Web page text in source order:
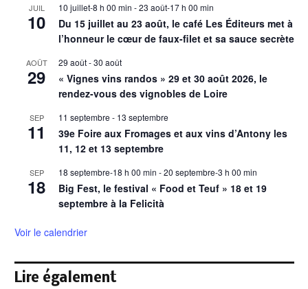
JUIL
10
10 juillet-8 h 00 min -23 août-17 h 00 min
Du 15 juillet au 23 août, le café Les Éditeurs met à
l’honneur le cœur de faux-filet et sa sauce secrète
AOÛT
29
29 août-30 août
« Vignes vins randos » 29 et 30 août 2026, le
rendez-vous des vignobles de Loire
SEP
11
11 septembre - 13 septembre
39e Foire aux Fromages et aux vins d’Antony les
11, 12 et 13 septembre
SEP
18
18 septembre-18 h 00 min -20 septembre-3 h 00 min
Big Fest, le festival « Food et Teuf » 18 et 19
septembre à la Felicità
Voir le calendrier
Lire également